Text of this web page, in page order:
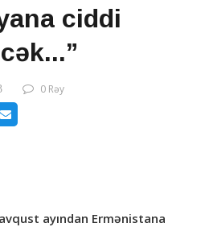
ciddi
0 Rəy
ayından Ermənistana